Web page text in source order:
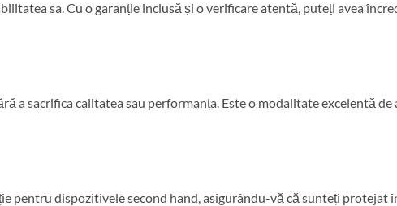
sa. Cu o garanție inclusă și o verificare atentă, puteți avea
a sacrifica calitatea sau performanța. Este o modalitate excelentă de
pentru dispozitivele second hand, asigurându-vă că sunteți protejat